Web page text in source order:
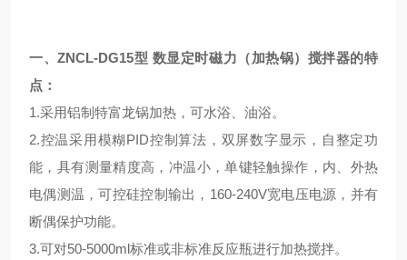
一、ZNCL-DG15型 数显定时磁力（加热锅）搅拌器的特
点 ：
1.采用铝制特富龙锅加热，可水浴、油浴。
2.控温采用模糊PID控制算法，双屏数字显示，自整定功
能，具有测量精度高，冲温小，单键轻触操作，内、外热
电偶测温，可控硅控制输出， 160-240V宽电压电源，并有
断偶保护功能。
3.可对50-5000ml标准或非标准反应瓶进行加热搅拌。